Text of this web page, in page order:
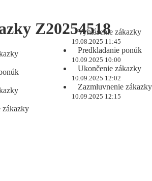
Vyhlásenie zákazky
19.08.2025 11:45
Predkladanie ponúk
10.09.2025 10:00
Ukončenie zákazky
10.09.2025 12:02
Zazmluvnenie zákazky
10.09.2025 12:15
Z20254518
zákazky